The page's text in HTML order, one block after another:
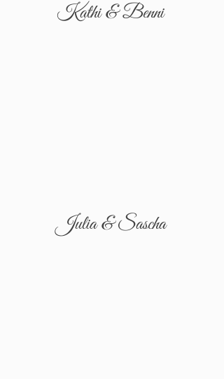
Kathi & Benni
Julia & Sascha